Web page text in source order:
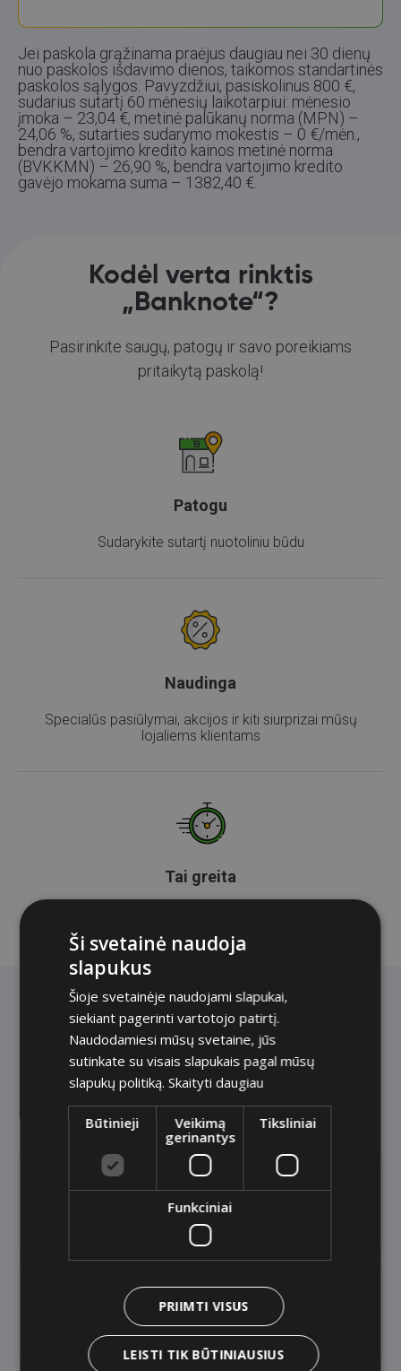
Jei paskola grąžinama praėjus daugiau nei 30 dienų
nuo paskolos išdavimo dienos, taikomos standartinės
paskolos sąlygos. Pavyzdžiui, pasiskolinus 800 €,
sudarius sutartį 60 mėnesių laikotarpiui: mėnesio
įmoka – 23,04 €, metinė palūkanų norma (MPN) –
24,06 %, sutarties sudarymo mokestis – 0 €/mėn.,
bendra vartojimo kredito kainos metinė norma
(BVKKMN) – 26,90 %, bendra vartojimo kredito
gavėjo mokama suma – 1382,40 €.
Kodėl verta rinktis
„Banknote“?
Pasirinkite saugų, patogų ir savo poreikiams
pritaikytą paskolą!
Patogu
Sudarykite sutartį nuotoliniu būdu
Naudinga
Specialūs pasiūlymai, akcijos ir kiti siurprizai mūsų
lojaliems klientams
Tai greita
Paskola pagal kiekvieno
poreikius
Išsirinkite sau tinkamiausią!
Vartojimo paskola
Paskola senjoram
Ši svetainė naudoja
slapukus
Šioje svetainėje naudojami slapukai,
siekiant pagerinti vartotojo patirtį.
Naudodamiesi mūsų svetaine, jūs
sutinkate su visais slapukais pagal mūsų
slapukų politiką.Skaityti daugiau
Būtinieji
Veikimą
gerinantys
Tiksliniai
Funkciniai
PRIIMTI VISUS
LEISTI TIK BŪTINIAUSIUS